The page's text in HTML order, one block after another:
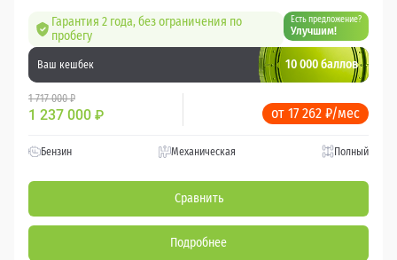
Гарантия 2 года, без ограничения по
пробегу
Есть предложение?
Улучшим!
Ваш кешбек 10 000 баллов
1 717 000 ₽
1 237 000 ₽ от 17 262 ₽/мес
Бензин Механическая Полный
Сравнить
Подробнее